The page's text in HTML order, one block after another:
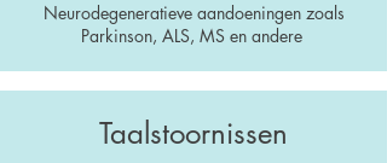
Neurodegeneratieve aandoeningen zoals
Parkinson, ALS, MS en andere
Taalstoornissen